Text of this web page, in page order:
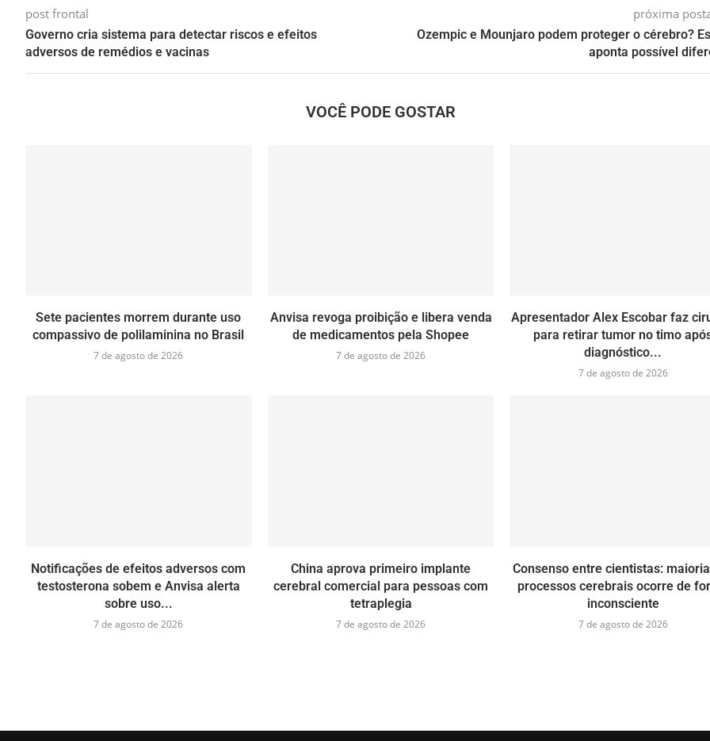
post frontal
Governo cria sistema para detectar riscos e efeitos
adversos de remédios e vacinas
próxima
Ozempic e Mounjaro podem proteger o cérebro?
aponta possível
VOCÊ PODE GOSTAR
Sete pacientes morrem durante uso
compassivo de polilaminina no Brasil
7 de agosto de 2026
Anvisa revoga proibição e libera venda
de medicamentos pela Shopee
7 de agosto de 2026
Apresentador Alex Escobar faz
para retirar tumor no timo
diagnóstico...
7 de agosto de 2026
Notificações de efeitos adversos com
testosterona sobem e Anvisa alerta
sobre uso...
7 de agosto de 2026
China aprova primeiro implante
cerebral comercial para pessoas com
tetraplegia
7 de agosto de 2026
Consenso entre cientistas:
processos cerebrais ocorre de
inconsciente
7 de agosto de 2026